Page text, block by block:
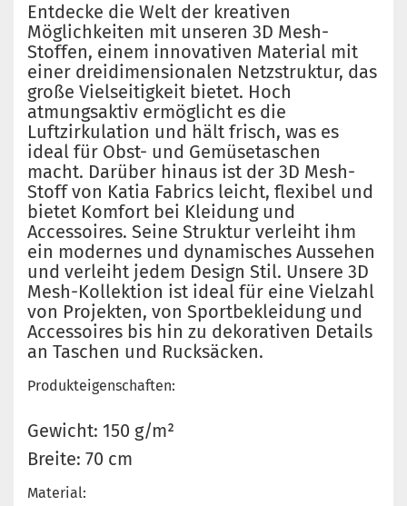
Entdecke die Welt der kreativen
Möglichkeiten mit unseren 3D Mesh-
Stoffen, einem innovativen Material mit
einer dreidimensionalen Netzstruktur, das
große Vielseitigkeit bietet. Hoch
atmungsaktiv ermöglicht es die
Luftzirkulation und hält frisch, was es
ideal für Obst- und Gemüsetaschen
macht. Darüber hinaus ist der 3D Mesh-
Stoff von Katia Fabrics leicht, flexibel und
bietet Komfort bei Kleidung und
Accessoires. Seine Struktur verleiht ihm
ein modernes und dynamisches Aussehen
und verleiht jedem Design Stil. Unsere 3D
Mesh-Kollektion ist ideal für eine Vielzahl
von Projekten, von Sportbekleidung und
Accessoires bis hin zu dekorativen Details
an Taschen und Rucksäcken.
Produkteigenschaften:
Gewicht: 150 g/m²
Breite: 70 cm
Material: